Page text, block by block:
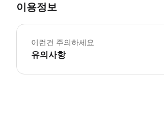
이용정보
이런건 주의하세요
유의사항